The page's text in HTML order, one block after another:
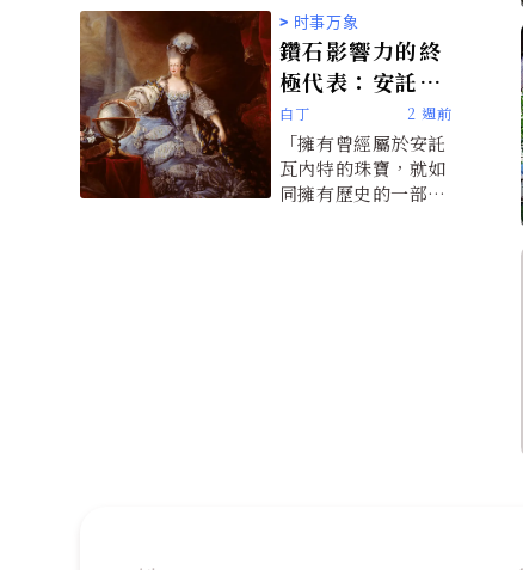
續每年激勵數百萬遊
客。
> 时事万象
鑽石影響力的終
極代表：安託瓦
內特珠寶
白丁 2 週前
「擁有曾經屬於安託
瓦內特的珠寶，就如
同擁有歷史的一部